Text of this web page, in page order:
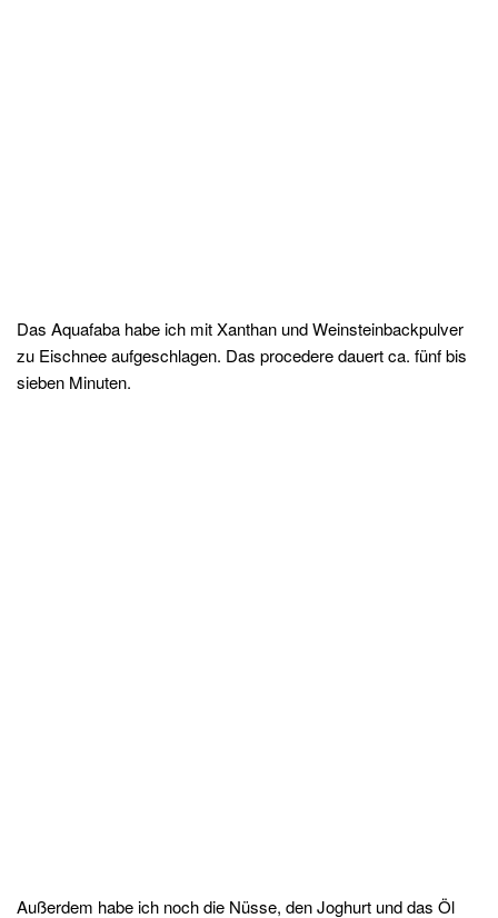
Das Aquafaba habe ich mit Xanthan und Weinsteinbackpulver
zu Eischnee aufgeschlagen. Das procedere dauert ca. fünf bis
sieben Minuten.
Außerdem habe ich noch die Nüsse, den Joghurt und das Öl